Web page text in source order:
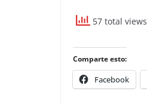
57 total views
Comparte esto:
Facebook